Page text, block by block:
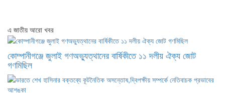
এ জাতীয় আরো খবর
কোম্পানীগঞ্জে জুলাই গণঅভ্যুত্থানের বার্ষিকীতে ১১ দলীয় ঐক্য জোট
গণমিছিল